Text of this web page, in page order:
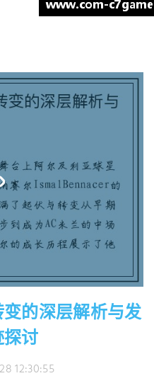
的深层解析与发
探讨
12:30:55